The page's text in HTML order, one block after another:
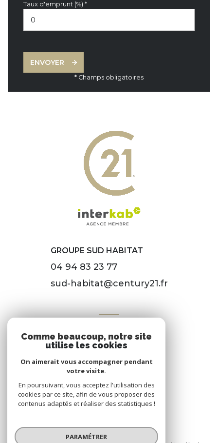
Taux d'emprunt (%) *
ENVOYER
* Champs obligatoires
GROUPE SUD HABITAT
04 94 83 23 77
sud-habitat@century21.fr
Espace propriétaire
Comme beaucoup, notre site
utilise les cookies
On aimerait vous accompagner pendant
votre visite.
En poursuivant, vous acceptez l'utilisation des
cookies par ce site, afin de vous proposer des
contenus adaptés et réaliser des statistiques !
PARAMÉTRER